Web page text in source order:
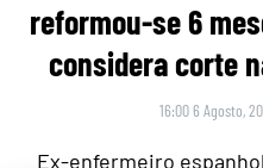
reformou-se 6
considera corte
16:00 6 Agosto,
Ex-enfermeiro